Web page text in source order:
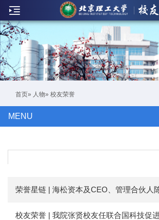
闻
联
络
动
首页» 人物» 校友荣誉
MENU
荣誉星链 | 海松资本及CEO、管理合伙人
光先生荣获母基金研究中心多项荣誉
校友荣誉 | 我院张贤校友任联合国科技促